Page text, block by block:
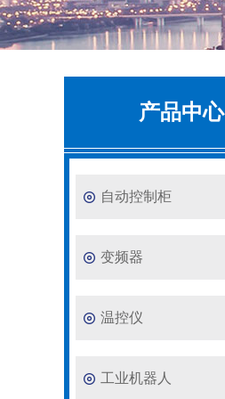
产品中心
自动控制柜
变频器
温控仪
工业机器人